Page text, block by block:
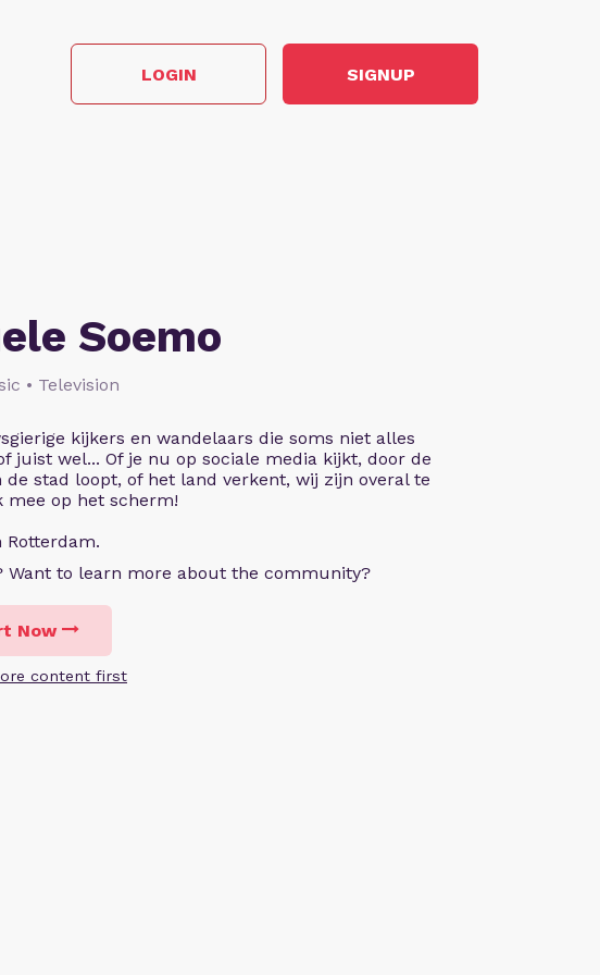
LOGIN SIGNUP
Soemo
• Television
kijkers en wandelaars die soms niet alles
juist wel... Of je nu op sociale media kijkt, door de
de stad loopt, of het land verkent, wij zijn overal te
mee op het scherm!
Rotterdam.
Want to learn more about the community?
Now
content first